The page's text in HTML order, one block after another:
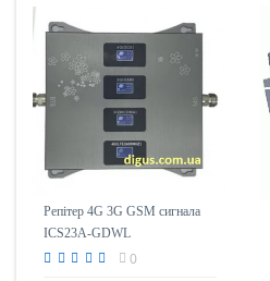
Репітер 4G 3G GSM сигнала
ICS23A-GDWL
900/1800/2100/2600
0